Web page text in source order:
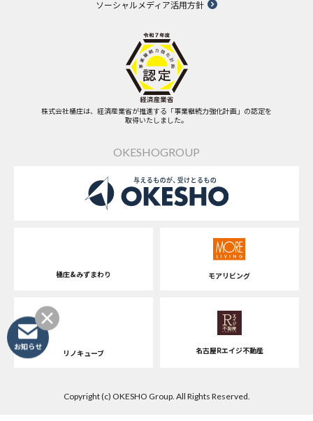
ソーシャルメディア活用方針
株式会社桶庄は、経済産業省が推進する「事業継続力強化計画」の認定を
取得いたしました。
OKESHOGROUP
桶庄&みずまわり モアリビング
リノキューブ 名古屋Rエイジ不動産
Copyright (c) OKESHO Group. All Rights Reserved.
お知らせ